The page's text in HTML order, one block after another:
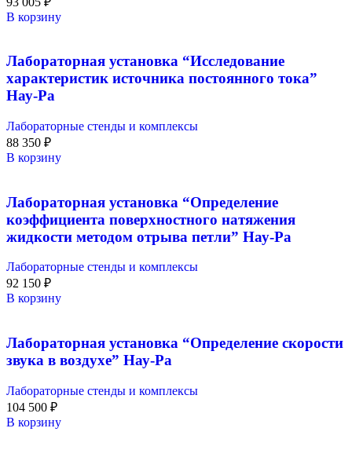
В корзину
Лабораторная установка “Исследование
характеристик источника постоянного тока”
Нау-Ра
Лабораторные стенды и комплексы
88 350 ₽
В корзину
Лабораторная установка “Определение
коэффициента поверхностного натяжения
жидкости методом отрыва петли” Нау-Ра
Лабораторные стенды и комплексы
92 150 ₽
В корзину
Лабораторная установка “Определение скорости
звука в воздухе” Нау-Ра
Лабораторные стенды и комплексы
104 500 ₽
В корзину